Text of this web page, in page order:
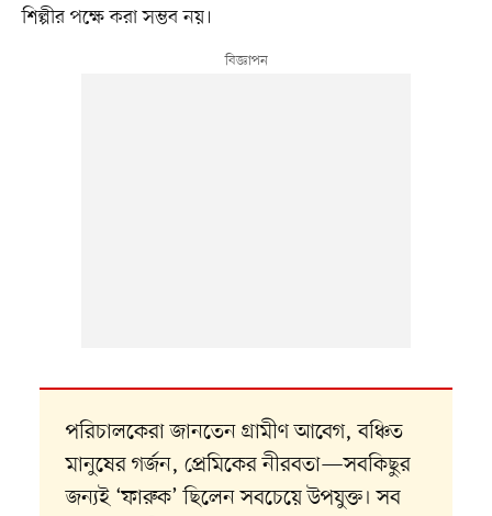
শিল্পীর পক্ষে করা সম্ভব নয়।
পরিচালকেরা জানতেন গ্রামীণ আবেগ, বঞ্চিত
মানুষের গর্জন, প্রেমিকের নীরবতা—সবকিছুর
জন্যই ‘ফারুক’ ছিলেন সবচেয়ে উপযুক্ত। সব